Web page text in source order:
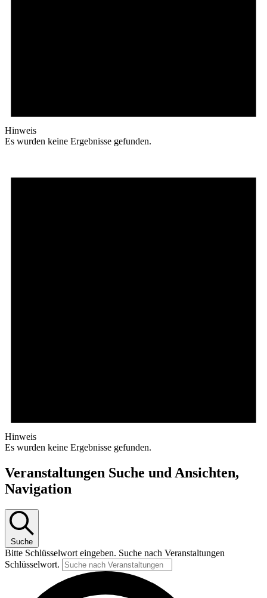
Hinweis
Es wurden keine Ergebnisse gefunden.
Hinweis
Es wurden keine Ergebnisse gefunden.
Veranstaltungen Suche und Ansichten,
Navigation
Suche
Bitte Schlüsselwort eingeben. Suche nach Veranstaltungen
Schlüsselwort.